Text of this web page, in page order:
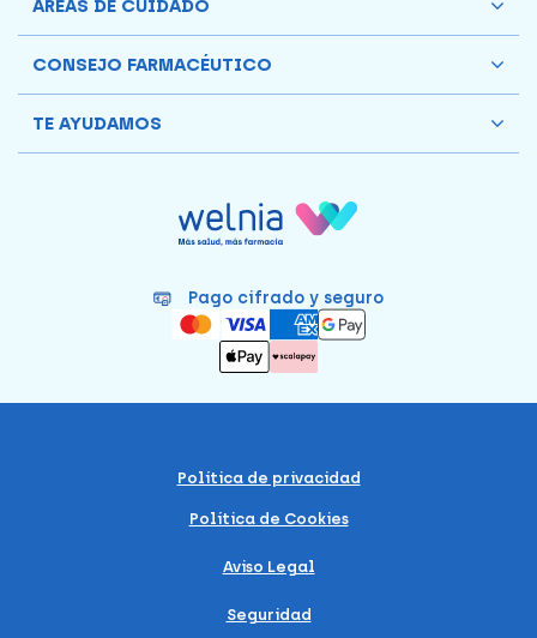
Pago cifrado y seguro
ÁREAS DE CUIDADO
CONSEJO FARMACÉUTICO
TE AYUDAMOS
Política de privacidad
Política de Cookies
Aviso Legal
Seguridad